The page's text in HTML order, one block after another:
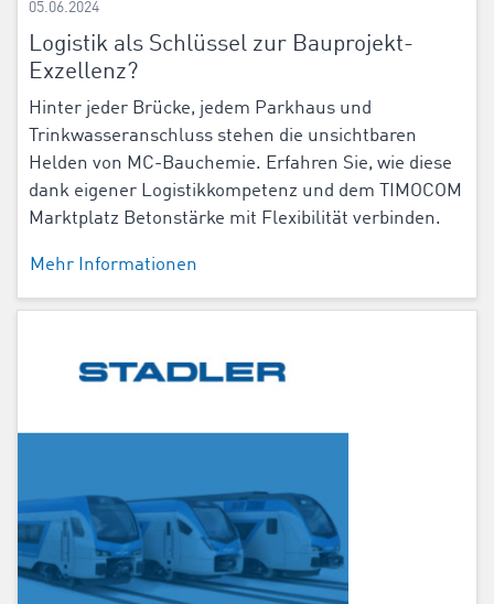
05.06.2024
Logistik als Schlüssel zur Bauprojekt-
Exzellenz?
Hinter jeder Brücke, jedem Parkhaus und
Trinkwasseranschluss stehen die unsichtbaren
Helden von MC-Bauchemie. Erfahren Sie, wie diese
dank eigener Logistikkompetenz und dem TIMOCOM
Marktplatz Betonstärke mit Flexibilität verbinden.
Mehr Informationen